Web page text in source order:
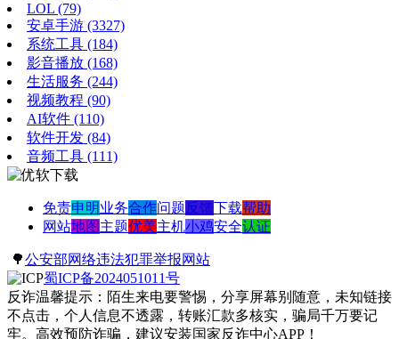
LOL (79)
安卓手游 (3327)
系统工具 (184)
影音播放 (168)
生活服务 (244)
视频教程 (90)
AI软件 (110)
软件开发 (84)
音频工具 (111)
免责申明业务合作问题反馈下载帮助
网站地图 主题优美主机小鸡安全认证
🌳公安部网络违法犯罪举报网站
蜀ICP备2024051011号
反诈温馨提示：陌生来电要警惕，分享屏幕别随意，未知链接
不点击，个人信息不透露，转账汇款多核实，骗局千万要记
牢。高效预防诈骗，建议安装国家反诈中心APP！